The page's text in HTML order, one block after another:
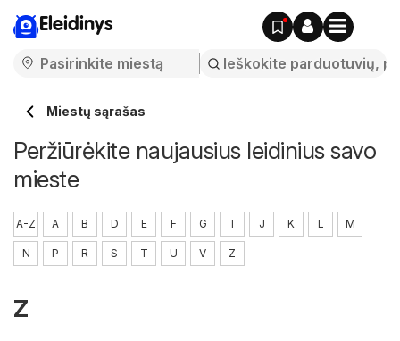
Eleidinys
Miestų sąrašas
Peržiūrėkite naujausius leidinius savo
mieste
A-Z A B D E F G I J K L M
N P R S T U V Z
Z